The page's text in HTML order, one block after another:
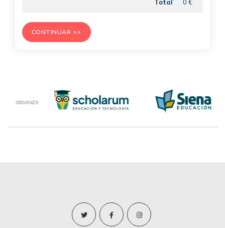
Total 0 €
CONTINUAR >>